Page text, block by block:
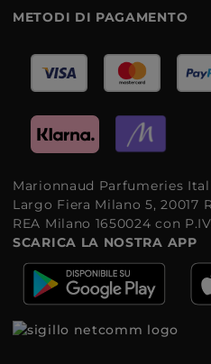
METODI DI PAGAMENTO
Marionnaud Parfumeries
Largo Fiera Milano 5, 20017
REA Milano 1650024 con
SCARICA LA NOSTRA APP